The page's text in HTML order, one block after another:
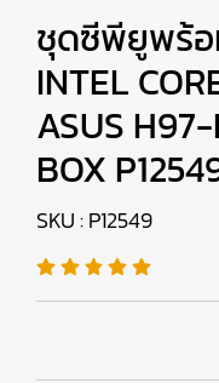
ชุดซีพียูพร้อ
INTEL
ASUS
BOX
SKU : P12549